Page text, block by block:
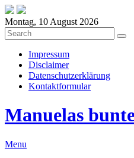
Montag, 10 August 2026
Impressum
Disclaimer
Datenschutzerklärung
Kontaktformular
Manuelas
Menu